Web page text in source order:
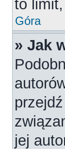
to
Góra
» Jak
jej